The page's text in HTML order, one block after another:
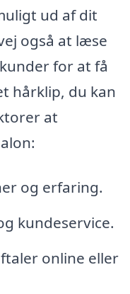
ud af dit
også at læse
for at få
hårklip, du kan
at
og erfaring.
kundeservice.
online eller